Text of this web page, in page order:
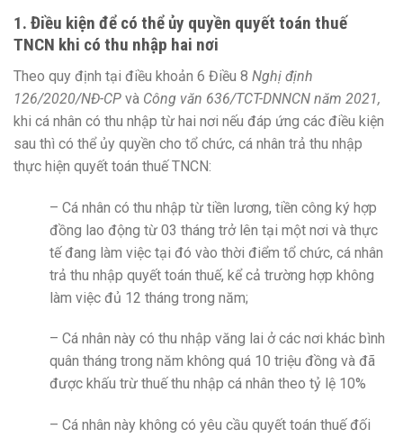
1. Điều kiện để có thể ủy quyền quyết toán thuế
TNCN khi có thu nhập hai nơi
Theo quy định tại điều khoản 6 Điều 8 Nghị định
126/2020/NĐ-CP và Công văn 636/TCT-DNNCN năm 2021,
khi cá nhân có thu nhập từ hai nơi nếu đáp ứng các điều kiện
sau thì có thể ủy quyền cho tổ chức, cá nhân trả thu nhập
thực hiện quyết toán thuế TNCN:
– Cá nhân có thu nhập từ tiền lương, tiền công ký hợp
đồng lao động từ 03 tháng trở lên tại một nơi và thực
tế đang làm việc tại đó vào thời điểm tổ chức, cá nhân
trả thu nhập quyết toán thuế, kể cả trường hợp không
làm việc đủ 12 tháng trong năm;
– Cá nhân này có thu nhập văng lai ở các nơi khác bình
quân tháng trong năm không quá 10 triệu đồng và đã
được khấu trừ thuế thu nhập cá nhân theo tỷ lệ 10%
– Cá nhân này không có yêu cầu quyết toán thuế đối